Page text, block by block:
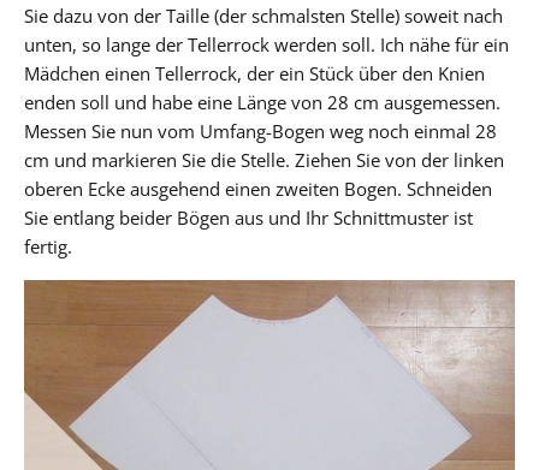
Sie dazu von der Taille (der schmalsten Stelle) soweit nach
unten, so lange der Tellerrock werden soll. Ich nähe für ein
Mädchen einen Tellerrock, der ein Stück über den Knien
enden soll und habe eine Länge von 28 cm ausgemessen.
Messen Sie nun vom Umfang-Bogen weg noch einmal 28
cm und markieren Sie die Stelle. Ziehen Sie von der linken
oberen Ecke ausgehend einen zweiten Bogen. Schneiden
Sie entlang beider Bögen aus und Ihr Schnittmuster ist
fertig.